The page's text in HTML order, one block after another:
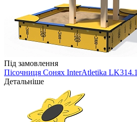
Під замовлення
Пісочниця Сонях InterAtletika LK314.1
Детальніше